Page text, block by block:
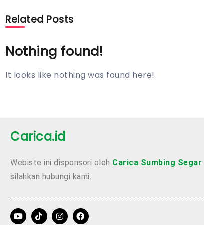
Related Posts
Nothing found!
It looks like nothing was found here!
Carica.id
Webiste ini disponsori oleh Carica Sumbing Segar
silahkan hubungi kami.